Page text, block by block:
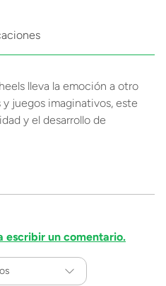
lleva la emoción a otro
juegos imaginativos, este
y el desarrollo de
escribir un comentario.